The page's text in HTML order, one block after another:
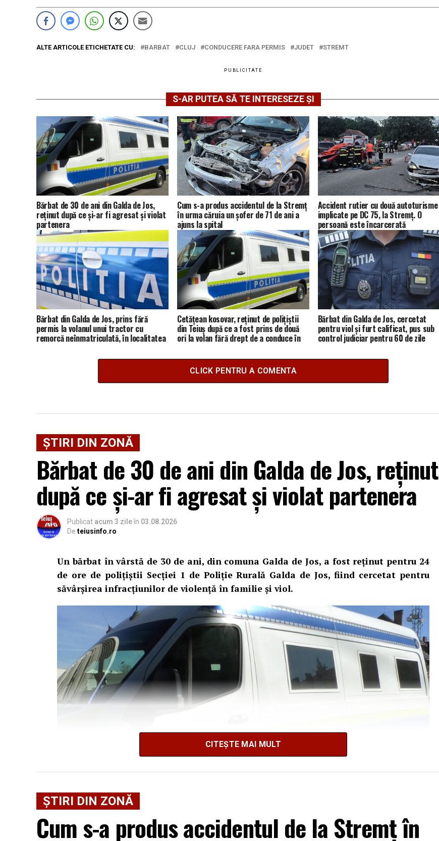
ALTE ARTICOLE ETICHETATE CU: BARBAT CLUJ CONDUCERE FARA PERMIS JUDET STREMT
PUBLICITATE
S-AR PUTEA SĂ TE INTERESEZE ȘI
Bărbat de 30 de ani din Galda de Jos,
reținut după ce și-ar fi agresat și violat
partenera
Cum s-a produs accidentul de la Stremț
în urma căruia un șofer de 71 de ani a
ajuns la spital
Accident rutier cu două autoturisme
implicate pe DC 75, la Stremț. O
persoană este încarcerată
Bărbat din Galda de Jos, prins fără
permis la volanul unui tractor cu
remorcă neînmatriculată, în localitatea
Cetățean kosovar, reținut de polițiștii
din Teiuș după ce a fost prins de două
ori la volan fără drept de a conduce în
Bărbat din Galda de Jos, cercetat
pentru viol și furt calificat, pus sub
control judiciar pentru 60 de zile
CLICK PENTRU A COMENTA
ȘTIRI DIN ZONĂ
Bărbat de 30 de ani din Galda de Jos, reținut
după ce și-ar fi agresat și violat partenera
Publicat acum 3 zileîn 03.08.2026
De teiusinfo.ro
Un bărbat în vârstă de 30 de ani, din comuna Galda de Jos, a fost reținut pentru 24
de ore de polițiștii Secției 1 de Poliție Rurală Galda de Jos, fiind cercetat pentru
săvârșirea infracțiunilor de violență în familie și viol.
Potrivit Inspectoratului de Poliție Județean Alba, din cercetările efectuate până în acest
CITEȘTE MAI MULT
ȘTIRI DIN ZONĂ
Cum s-a produs accidentul de la Stremț în